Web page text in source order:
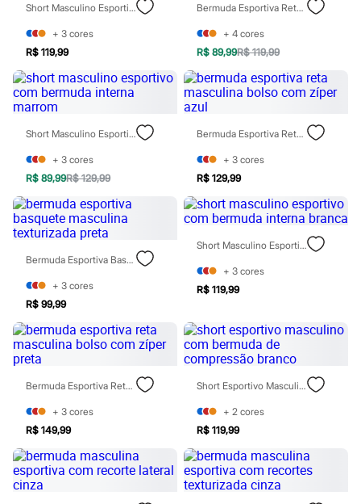
Protetor solar
Tratamento
Cuidados com o rosto
Esfoliante
Hidratante
Protetor solar
Tônicos
Maquiagens
Base
Batom
Blush
Corretivo
Gloss
Pó facial
Sombras
Al Wataniah
Banderas
Beleza C&A
Bruna Tavares
Carolina Herrera
Fran by Franciny Ehlke
Jean Paul Gaultier
Lancôme
Mascavo
Niina Secrets
Océane
Payot
Rabanne
Real Techniques
Vizzela
Vult
Short Masculino Esportivo Com Bermuda Interna Verde
+ 3 cores
R$ 119,99
Bermuda Esportiva Reta Masculina De Moletinho Azul
+ 4 cores
R$ 89,99R$ 119,99
Short Masculino Esportivo Com Bermuda Interna Marrom
+ 3 cores
R$ 89,99R$ 129,99
Bermuda Esportiva Reta Masculina Bolso Com Zíper Azul
+ 3 cores
R$ 129,99
Bermuda Esportiva Basquete Masculina Texturizada Preta
+ 3 cores
R$ 99,99
Short Masculino Esportivo Com Bermuda Interna Branca
+ 3 cores
R$ 119,99
Bermuda Esportiva Reta Masculina Bolso Com Zíper Preta
+ 3 cores
R$ 149,99
Short Esportivo Masculino Com Bermuda De Compressão Branco
+ 2 cores
R$ 119,99